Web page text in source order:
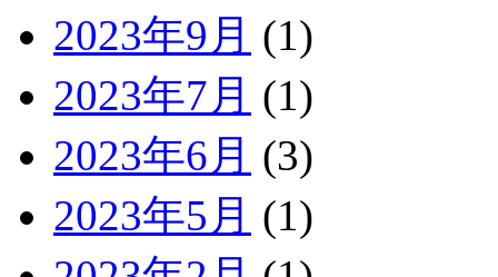
2023年9月 (1)
2023年7月 (1)
2023年6月 (3)
2023年5月 (1)